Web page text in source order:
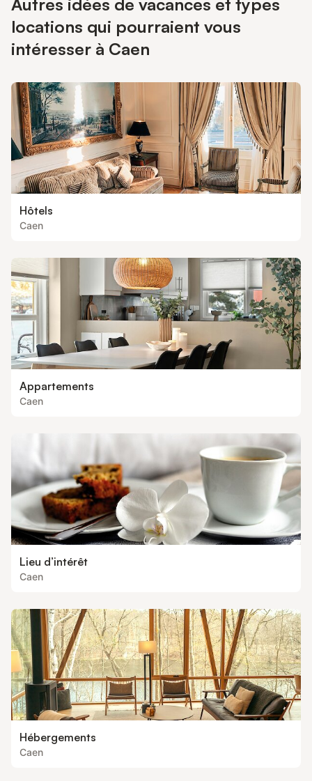
Autres idées de vacances et types
locations qui pourraient vous
intéresser à Caen
Hôtels
Caen
Appartements
Caen
Lieu d’intérêt
Caen
Hébergements
Caen